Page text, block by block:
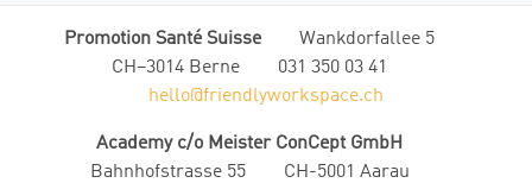
Promotion Santé Suisse
Wankdorfallee 5
CH–3014 Berne
031 350 03 41
hello@friendlyworkspace.ch
Academy c/o Meister ConCept GmbH
Bahnhofstrasse 55
CH-5001 Aarau